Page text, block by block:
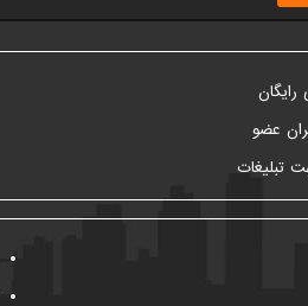
عضو
تبلیغات